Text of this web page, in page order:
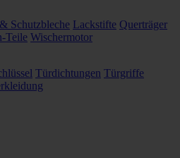
Schutzbleche Lackstifte Querträger
Teile Wischermotor
Türdichtungen Türgriffe